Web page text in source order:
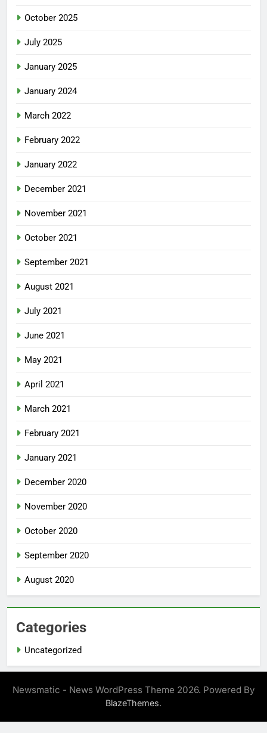
October 2025
July 2025
January 2025
January 2024
March 2022
February 2022
January 2022
December 2021
November 2021
October 2021
September 2021
August 2021
July 2021
June 2021
May 2021
April 2021
March 2021
February 2021
January 2021
December 2020
November 2020
October 2020
September 2020
August 2020
Categories
Uncategorized
Newsmatic - News WordPress Theme 2026. Powered By
BlazeThemes.